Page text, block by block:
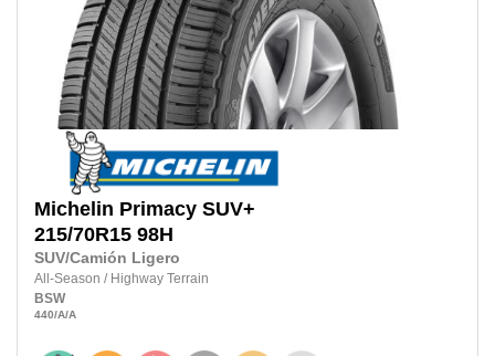
Michelin Primacy SUV+
215/70R15 98H
SUV/Camión Ligero
All-Season / Highway Terrain
BSW
440/A/A